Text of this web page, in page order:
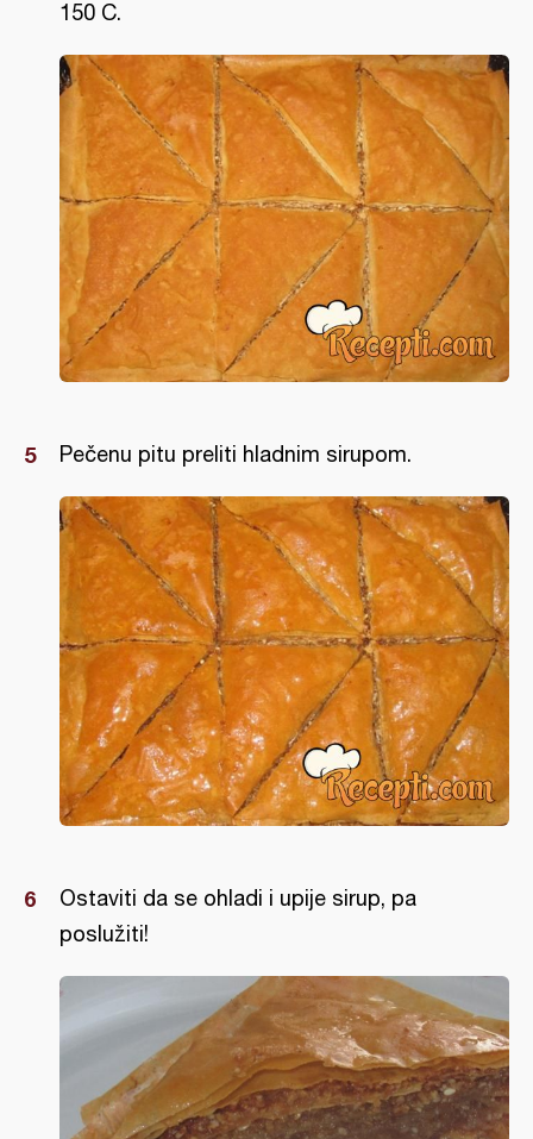
150 C.
Pečenu pitu preliti hladnim sirupom.
Ostaviti da se ohladi i upije sirup, pa
poslužiti!